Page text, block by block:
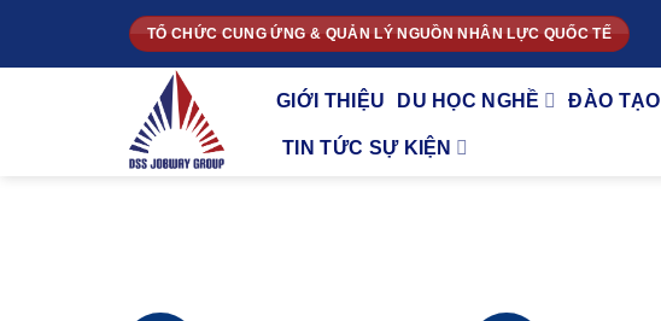
nội
TỔ CHỨC CUNG ỨNG & QUẢN LÝ NGUỒN NHÂN LỰC QUỐC TẾ
GIỚI THIỆU DU HỌC NGHỀ ĐÀO TẠO
TIN TỨC SỰ KIỆN